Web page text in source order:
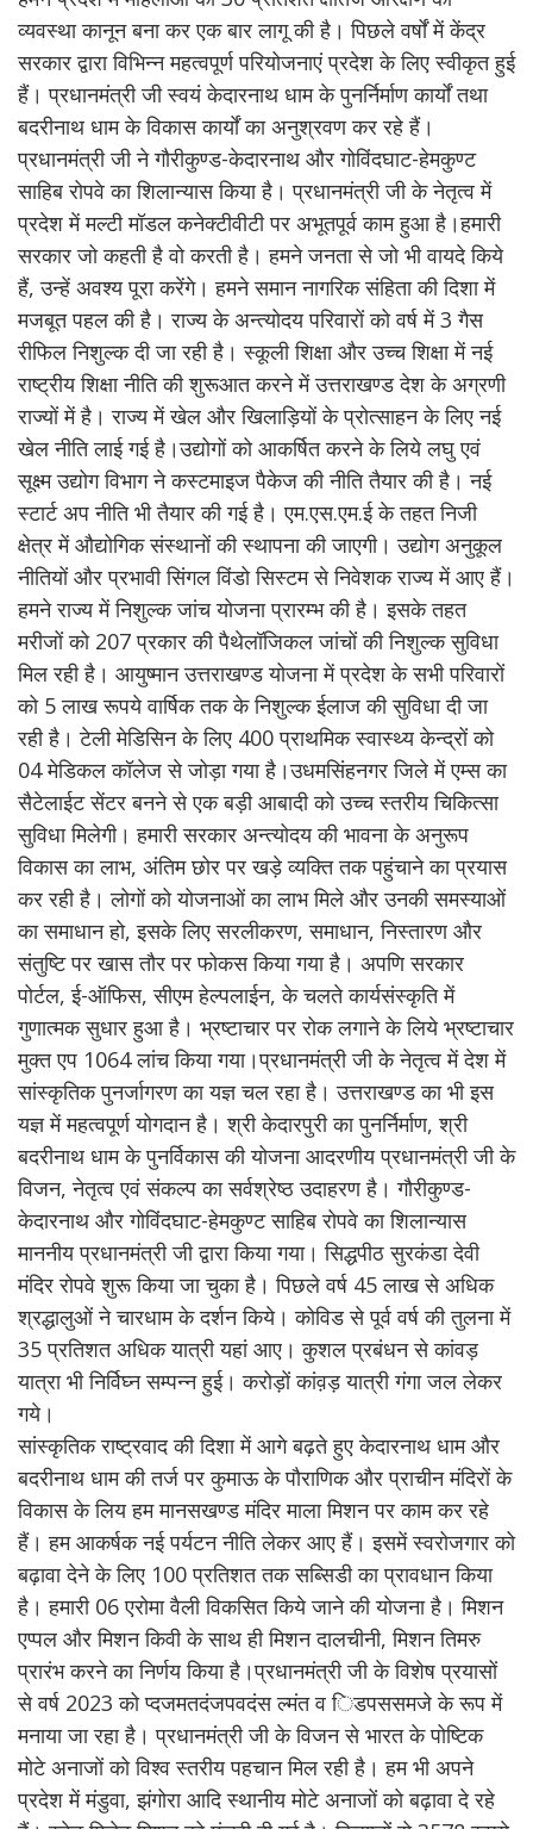
व्यवस्था कानून बना कर एक बार लागू की है। पिछले वर्षों में केंद्र
सरकार द्वारा विभिन्न महत्वपूर्ण परियोजनाएं प्रदेश के लिए स्वीकृत हुई
हैं। प्रधानमंत्री जी स्वयं केदारनाथ धाम के पुनर्निर्माण कार्यों तथा
बदरीनाथ धाम के विकास कार्यों का अनुश्रवण कर रहे हैं।
प्रधानमंत्री जी ने गौरीकुण्ड-केदारनाथ और गोविंदघाट-हेमकुण्ट
साहिब रोपवे का शिलान्यास किया है। प्रधानमंत्री जी के नेतृत्व में
प्रदेश में मल्टी मॉडल कनेक्टीवीटी पर अभूतपूर्व काम हुआ है।हमारी
सरकार जो कहती है वो करती है। हमने जनता से जो भी वायदे किये
हैं, उन्हें अवश्य पूरा करेंगे। हमने समान नागरिक संहिता की दिशा में
मजबूत पहल की है। राज्य के अन्त्योदय परिवारों को वर्ष में 3 गैस
रीफिल निशुल्क दी जा रही है। स्कूली शिक्षा और उच्च शिक्षा में नई
राष्ट्रीय शिक्षा नीति की शुरूआत करने में उत्तराखण्ड देश के अग्रणी
राज्यों में है। राज्य में खेल और खिलाड़ियों के प्रोत्साहन के लिए नई
खेल नीति लाई गई है।उद्योगों को आकर्षित करने के लिये लघु एवं
सूक्ष्म उद्योग विभाग ने कस्टमाइज पैकेज की नीति तैयार की है। नई
स्टार्ट अप नीति भी तैयार की गई है। एम.एस.एम.ई के तहत निजी
क्षेत्र में औद्योगिक संस्थानों की स्थापना की जाएगी। उद्योग अनुकूल
नीतियों और प्रभावी सिंगल विंडो सिस्टम से निवेशक राज्य में आए हैं।
हमने राज्य में निशुल्क जांच योजना प्रारम्भ की है। इसके तहत
मरीजों को 207 प्रकार की पैथेलॉजिकल जांचों की निशुल्क सुविधा
मिल रही है। आयुष्मान उत्तराखण्ड योजना में प्रदेश के सभी परिवारों
को 5 लाख रूपये वार्षिक तक के निशुल्क ईलाज की सुविधा दी जा
रही है। टेली मेडिसिन के लिए 400 प्राथमिक स्वास्थ्य केन्द्रों को
04 मेडिकल कॉलेज से जोड़ा गया है।उधमसिंहनगर जिले में एम्स का
सैटेलाईट सेंटर बनने से एक बड़ी आबादी को उच्च स्तरीय चिकित्सा
सुविधा मिलेगी। हमारी सरकार अन्त्योदय की भावना के अनुरूप
विकास का लाभ, अंतिम छोर पर खड़े व्यक्ति तक पहुंचाने का प्रयास
कर रही है। लोगों को योजनाओं का लाभ मिले और उनकी समस्याओं
का समाधान हो, इसके लिए सरलीकरण, समाधान, निस्तारण और
संतुष्टि पर खास तौर पर फोकस किया गया है। अपणि सरकार
पोर्टल, ई-ऑफिस, सीएम हेल्पलाईन, के चलते कार्यसंस्कृति में
गुणात्मक सुधार हुआ है। भ्रष्टाचार पर रोक लगाने के लिये भ्रष्टाचार
मुक्त एप 1064 लांच किया गया।प्रधानमंत्री जी के नेतृत्व में देश में
सांस्कृतिक पुनर्जागरण का यज्ञ चल रहा है। उत्तराखण्ड का भी इस
यज्ञ में महत्वपूर्ण योगदान है। श्री केदारपुरी का पुनर्निर्माण, श्री
बदरीनाथ धाम के पुनर्विकास की योजना आदरणीय प्रधानमंत्री जी के
विजन, नेतृत्व एवं संकल्प का सर्वश्रेष्ठ उदाहरण है। गौरीकुण्ड-
केदारनाथ और गोविंदघाट-हेमकुण्ट साहिब रोपवे का शिलान्यास
माननीय प्रधानमंत्री जी द्वारा किया गया। सिद्धपीठ सुरकंडा देवी
मंदिर रोपवे शुरू किया जा चुका है। पिछले वर्ष 45 लाख से अधिक
श्रद्धालुओं ने चारधाम के दर्शन किये। कोविड से पूर्व वर्ष की तुलना में
35 प्रतिशत अधिक यात्री यहां आए। कुशल प्रबंधन से कांवड़
यात्रा भी निर्विघ्न सम्पन्न हुई। करोड़ों कांव़ड़ यात्री गंगा जल लेकर
गये।
सांस्कृतिक राष्ट्रवाद की दिशा में आगे बढ़ते हुए केदारनाथ धाम और
बदरीनाथ धाम की तर्ज पर कुमाऊ के पौराणिक और प्राचीन मंदिरों के
विकास के लिय हम मानसखण्ड मंदिर माला मिशन पर काम कर रहे
हैं। हम आकर्षक नई पर्यटन नीति लेकर आए हैं। इसमें स्वरोजगार को
बढ़ावा देने के लिए 100 प्रतिशत तक सब्सिडी का प्रावधान किया
है। हमारी 06 एरोमा वैली विकसित किये जाने की योजना है। मिशन
एप्पल और मिशन किवी के साथ ही मिशन दालचीनी, मिशन तिमरु
प्रारंभ करने का निर्णय किया है।प्रधानमंत्री जी के विशेष प्रयासों
से वर्ष 2023 को प्दजमतदंजपवदंस ल्मंत व िडपससमजे के रूप में
मनाया जा रहा है। प्रधानमंत्री जी के विजन से भारत के पोष्टिक
मोटे अनाजों को विश्व स्तरीय पहचान मिल रही है। हम भी अपने
प्रदेश में मंडुवा, झंगोरा आदि स्थानीय मोटे अनाजों को बढ़ावा दे रहे